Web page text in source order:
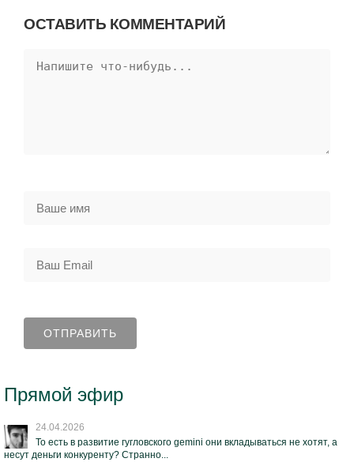
ОСТАВИТЬ КОММЕНТАРИЙ
Прямой эфир
24.04.2026
То есть в развитие гугловского gemini они вкладываться не хотят, а
несут деньги конкуренту? Странно...